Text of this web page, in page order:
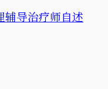
导治疗师自述